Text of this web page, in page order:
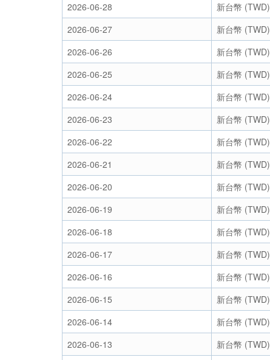
2026-06-28
新台幣 (TWD)
2026-06-27
新台幣 (TWD)
2026-06-26
新台幣 (TWD)
2026-06-25
新台幣 (TWD)
2026-06-24
新台幣 (TWD)
2026-06-23
新台幣 (TWD)
2026-06-22
新台幣 (TWD)
2026-06-21
新台幣 (TWD)
2026-06-20
新台幣 (TWD)
2026-06-19
新台幣 (TWD)
2026-06-18
新台幣 (TWD)
2026-06-17
新台幣 (TWD)
2026-06-16
新台幣 (TWD)
2026-06-15
新台幣 (TWD)
2026-06-14
新台幣 (TWD)
2026-06-13
新台幣 (TWD)